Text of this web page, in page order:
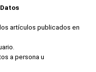
artículos publicados en
a persona u